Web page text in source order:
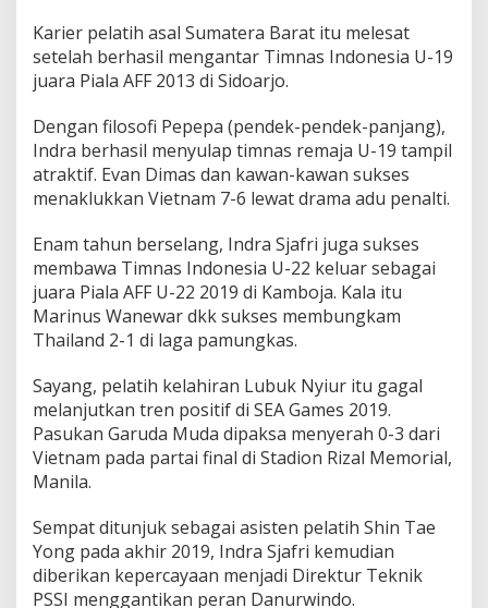
a
a
d
d
F
i
a
l
S
E
A
G
m
s
2
0
Karier pelatih asal Sumatera Barat itu melesat
setelah berhasil mengantar Timnas Indonesia U-19
juara Piala AFF 2013 di Sidoarjo.
Dengan filosofi Pepepa (pendek-pendek-panjang),
Indra berhasil menyulap timnas remaja U-19 tampil
atraktif. Evan Dimas dan kawan-kawan sukses
menaklukkan Vietnam 7-6 lewat drama adu penalti.
Enam tahun berselang, Indra Sjafri juga sukses
membawa Timnas Indonesia U-22 keluar sebagai
juara Piala AFF U-22 2019 di Kamboja. Kala itu
Marinus Wanewar dkk sukses membungkam
Thailand 2-1 di laga pamungkas.
Sayang, pelatih kelahiran Lubuk Nyiur itu gagal
melanjutkan tren positif di SEA Games 2019.
Pasukan Garuda Muda dipaksa menyerah 0-3 dari
Vietnam pada partai final di Stadion Rizal Memorial,
Manila.
Sempat ditunjuk sebagai asisten pelatih Shin Tae
Yong pada akhir 2019, Indra Sjafri kemudian
diberikan kepercayaan menjadi Direktur Teknik
PSSI menggantikan peran Danurwindo.